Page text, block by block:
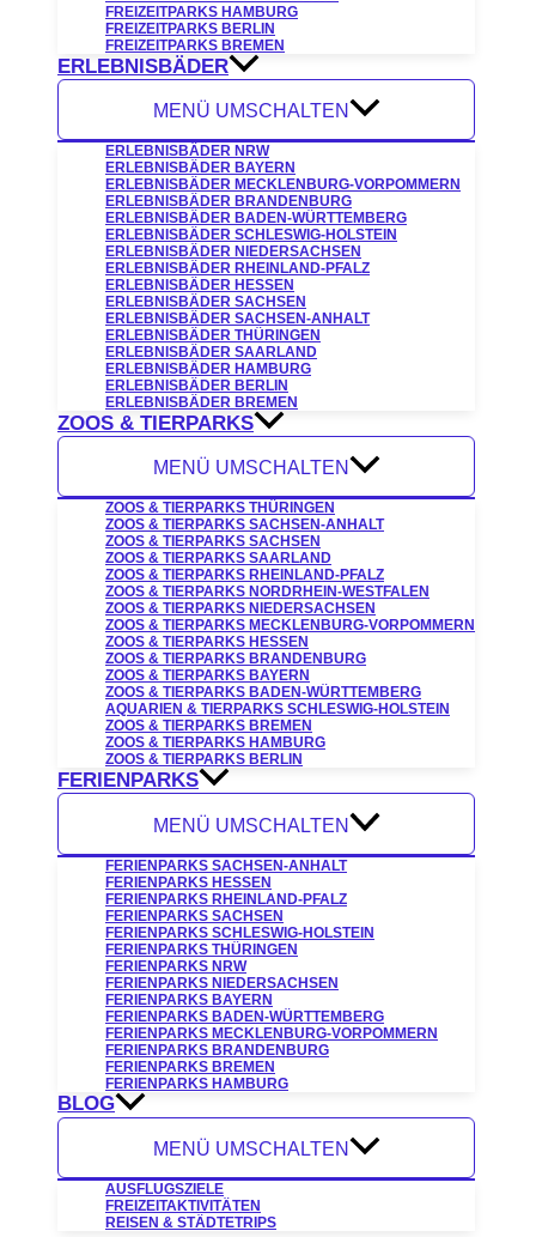
FREIZEITPARKS HAMBURG
FREIZEITPARKS BERLIN
FREIZEITPARKS BREMEN
ERLEBNISBÄDER
MENÜ UMSCHALTEN
ERLEBNISBÄDER NRW
ERLEBNISBÄDER BAYERN
ERLEBNISBÄDER MECKLENBURG-VORPOMMERN
ERLEBNISBÄDER BRANDENBURG
ERLEBNISBÄDER BADEN-WÜRTTEMBERG
ERLEBNISBÄDER SCHLESWIG-HOLSTEIN
ERLEBNISBÄDER NIEDERSACHSEN
ERLEBNISBÄDER RHEINLAND-PFALZ
ERLEBNISBÄDER HESSEN
ERLEBNISBÄDER SACHSEN
ERLEBNISBÄDER SACHSEN-ANHALT
ERLEBNISBÄDER THÜRINGEN
ERLEBNISBÄDER SAARLAND
ERLEBNISBÄDER HAMBURG
ERLEBNISBÄDER BERLIN
ERLEBNISBÄDER BREMEN
ZOOS & TIERPARKS
MENÜ UMSCHALTEN
ZOOS & TIERPARKS THÜRINGEN
ZOOS & TIERPARKS SACHSEN-ANHALT
ZOOS & TIERPARKS SACHSEN
ZOOS & TIERPARKS SAARLAND
ZOOS & TIERPARKS RHEINLAND-PFALZ
ZOOS & TIERPARKS NORDRHEIN-WESTFALEN
ZOOS & TIERPARKS NIEDERSACHSEN
ZOOS & TIERPARKS MECKLENBURG-VORPOMMERN
ZOOS & TIERPARKS HESSEN
ZOOS & TIERPARKS BRANDENBURG
ZOOS & TIERPARKS BAYERN
ZOOS & TIERPARKS BADEN-WÜRTTEMBERG
AQUARIEN & TIERPARKS SCHLESWIG-HOLSTEIN
ZOOS & TIERPARKS BREMEN
ZOOS & TIERPARKS HAMBURG
ZOOS & TIERPARKS BERLIN
FERIENPARKS
MENÜ UMSCHALTEN
FERIENPARKS SACHSEN-ANHALT
FERIENPARKS HESSEN
FERIENPARKS RHEINLAND-PFALZ
FERIENPARKS SACHSEN
FERIENPARKS SCHLESWIG-HOLSTEIN
FERIENPARKS THÜRINGEN
FERIENPARKS NRW
FERIENPARKS NIEDERSACHSEN
FERIENPARKS BAYERN
FERIENPARKS BADEN-WÜRTTEMBERG
FERIENPARKS MECKLENBURG-VORPOMMERN
FERIENPARKS BRANDENBURG
FERIENPARKS BREMEN
FERIENPARKS HAMBURG
BLOG
MENÜ UMSCHALTEN
AUSFLUGSZIELE
FREIZEITAKTIVITÄTEN
REISEN & STÄDTETRIPS